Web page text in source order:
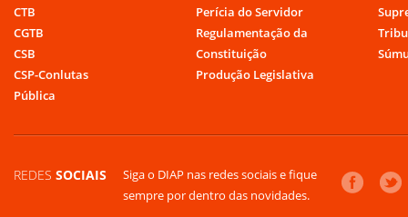
CTB
CGTB
CSB
CSP-Conlutas
Pública
Perícia do Servidor
Regulamentação da
Constituição
Produção Legislativa
REDES SOCIAIS
Siga o DIAP nas redes sociais e fique
sempre por dentro das novidades.